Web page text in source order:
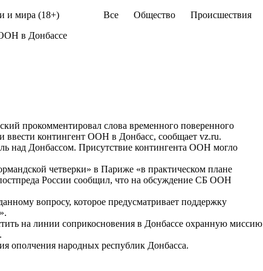
и мира (18+) Все Общество Происшествия
в Донбассе
прокомментировал слова временного поверенного
контингент ООН в Донбасс, сообщает vz.ru.
над Донбассом. Присутствие контингента ООН могло
четверки» в Париже «в практическом плане
России сообщил, что на обсуждение СБ ООН
вопросу, которое предусматривает поддержку
на линии соприкосновения в Донбассе охранную миссию
ополчения народных республик Донбасса.